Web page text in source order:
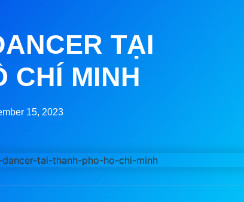
TẠI
CHÍ MINH
15, 2023